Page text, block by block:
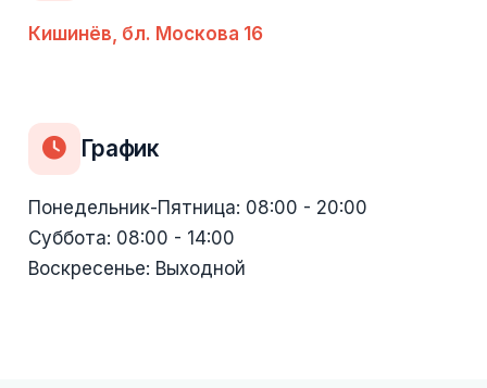
Кишинёв, бл. Москова 16
График
Понедельник-Пятница: 08:00 - 20:00
Суббота: 08:00 - 14:00
Воскресенье: Выходной